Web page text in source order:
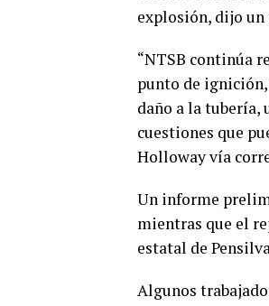
explosión, dijo un
“NTSB continúa
punto de
daño a la tubería,
cuestiones que
Holloway vía
Un informe
mientras que el
estatal de
Algunos